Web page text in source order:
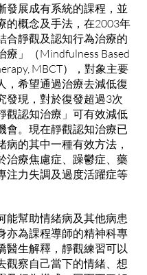
發展成有系統的課程，並
的概念及手法，在2003年
合靜觀及認知行為治療的
療」（Mindfulness Based
MBCT），對象主要
，希望通過治療去減低復
發現，對於復發超過3次
觀認知治療」可有效減低
會。現在靜觀認知治療已
病的其中一種有效方法，
治療焦慮症、躁鬱症、藥
注力失調及過度活躍症等
能幫助情緒病及其他病患
亦為課程導師的精神科專
醫生解釋，靜觀練習可以
觀察自己當下的情緒、想